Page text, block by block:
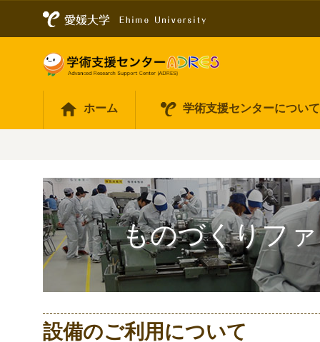
ホーム 学術支援センターについて
ものづくりフ
設備のご利用について